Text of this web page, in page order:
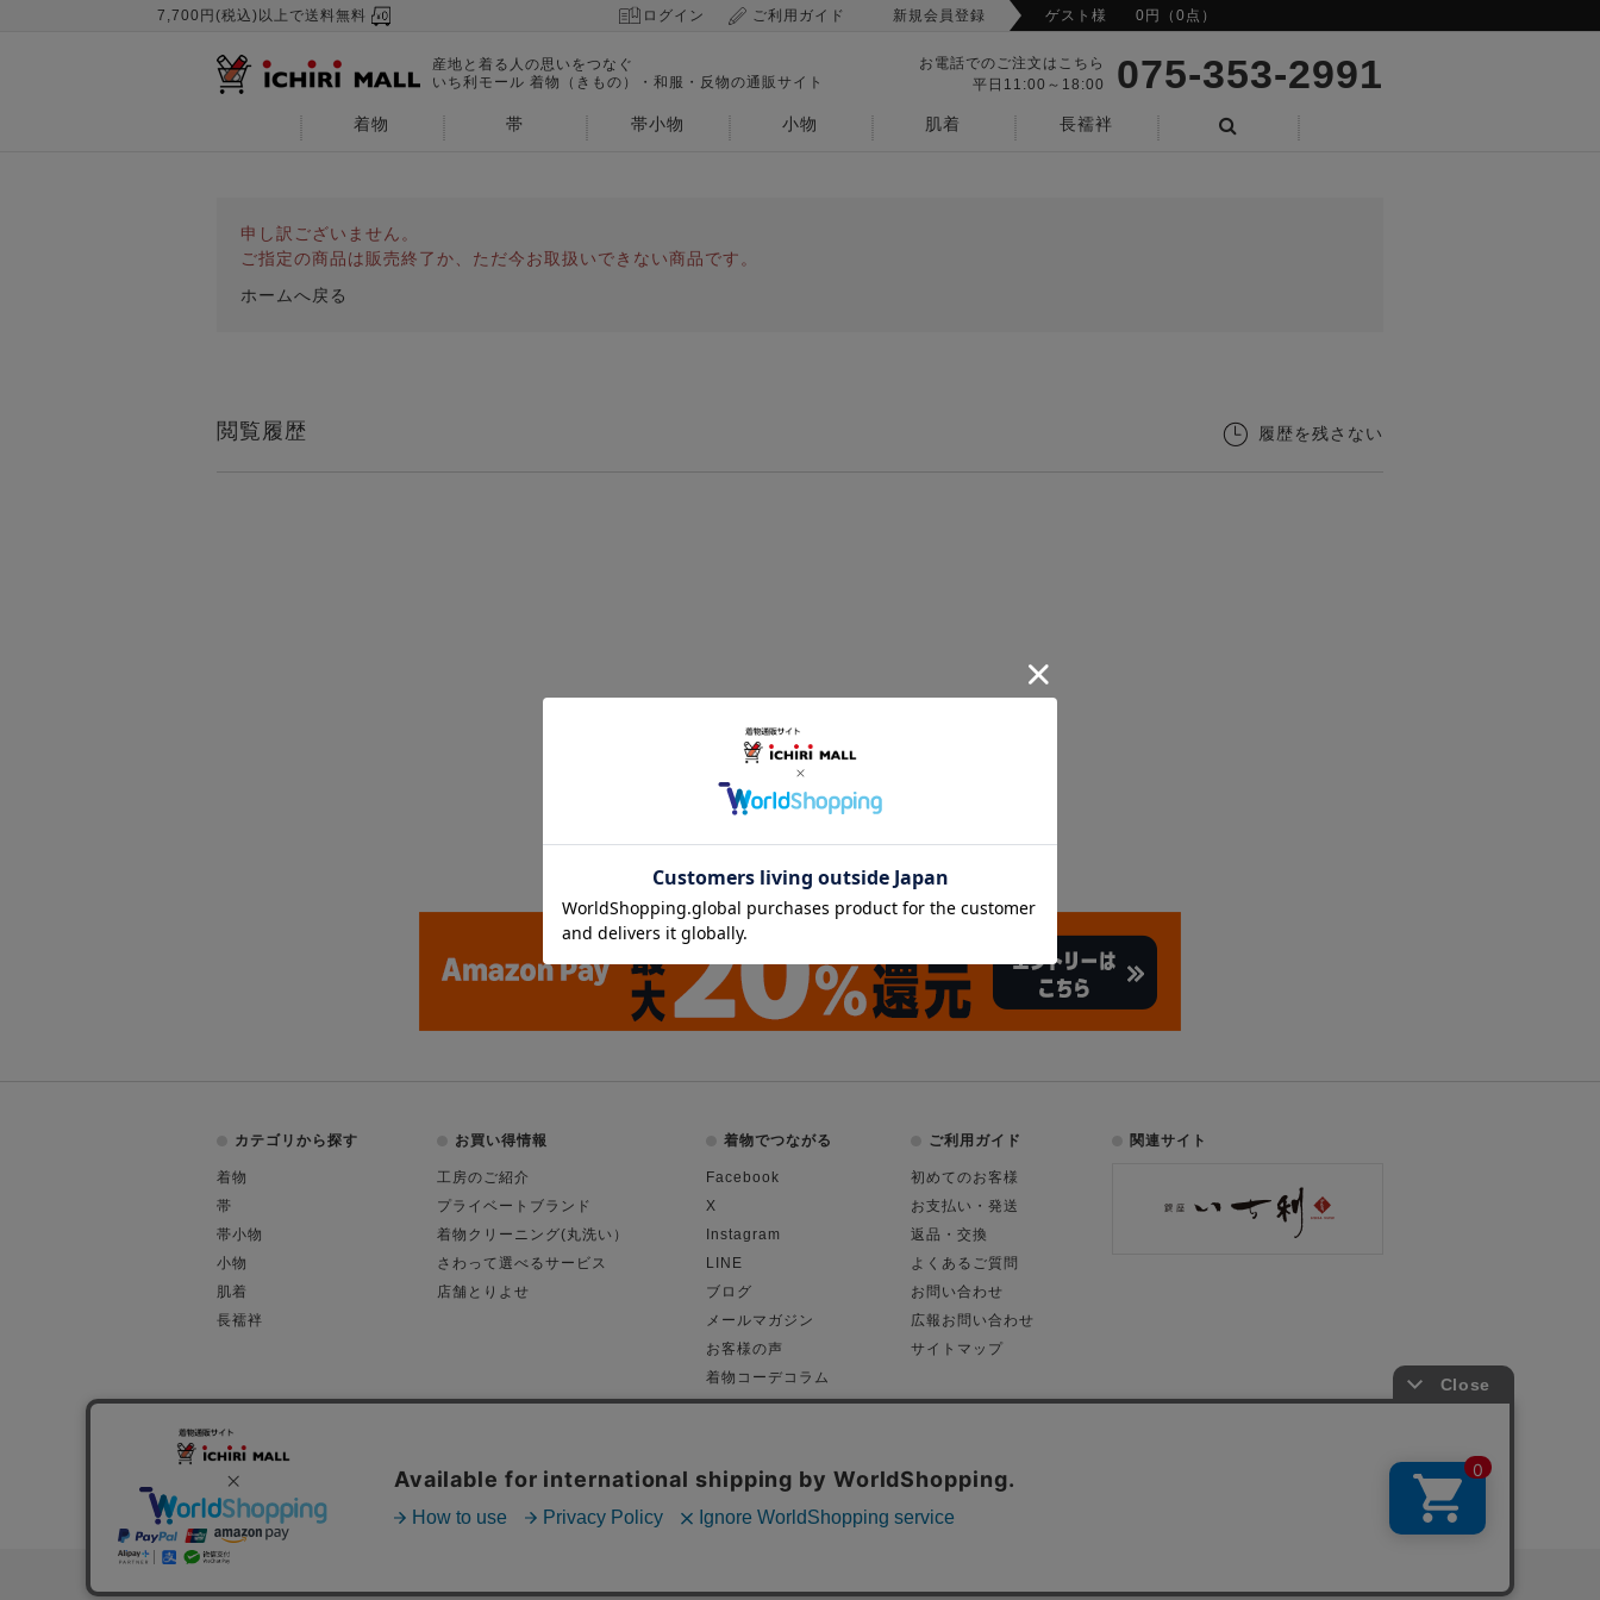
7,700円(税込)以上で送料無料 ログイン ご利用ガイド 新規会員登録 ゲスト様 0円（0点）
産地と着る人の思いをつなぐ
いち利モール 着物（きもの）・和服・反物の通販サイト
お電話でのご注文はこちら
平日11:00～18:00
075-353-2991
着物 帯 帯小物 小物 肌着
長襦袢
申し訳ございません。
ご指定の商品は販売終了か、ただ今お取扱いできない商品です。
ホームへ戻る
閲覧履歴 履歴を残さない
カテゴリから探す
着物
帯
帯小物
小物
肌着
長襦袢
お買い得情報
工房のご紹介
プライベートブランド
着物クリーニング(丸洗い）
さわって選べるサービス
店舗とりよせ
着物でつながる
Facebook
X
Instagram
LINE
ブログ
メールマガジン
お客様の声
着物コーデコラム
ご利用ガイド
初めてのお客様
お支払い・発送
返品・交換
よくあるご質問
お問い合わせ
広報お問い合わせ
サイトマップ
関連サイト